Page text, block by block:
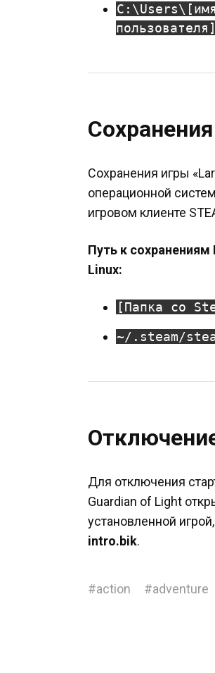
C:\Users\[имя
Сохранения игры
операционной
игровом клиенте
Путь к
Linux:
[Папка со
~/.steam/
Для отключения
Guardian of Light
установленной
intro.bik.
#action #adventure